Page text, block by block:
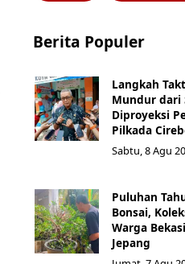
Berita Populer
Langkah
Mundur dari
Diproyeksi
Pilkada
Sabtu, 8 Agu
Puluhan
Bonsai,
Warga
Jepang